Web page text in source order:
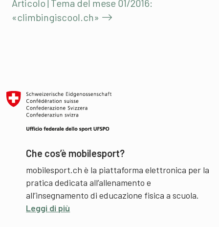
Articolo | Tema del mese 01/2016:
«climbingiscool.ch»
Che cos’è mobilesport?
mobilesport.ch è la piattaforma elettronica per la
pratica dedicata all’allenamento e
all’insegnamento di educazione fisica a scuola.
Leggi di più